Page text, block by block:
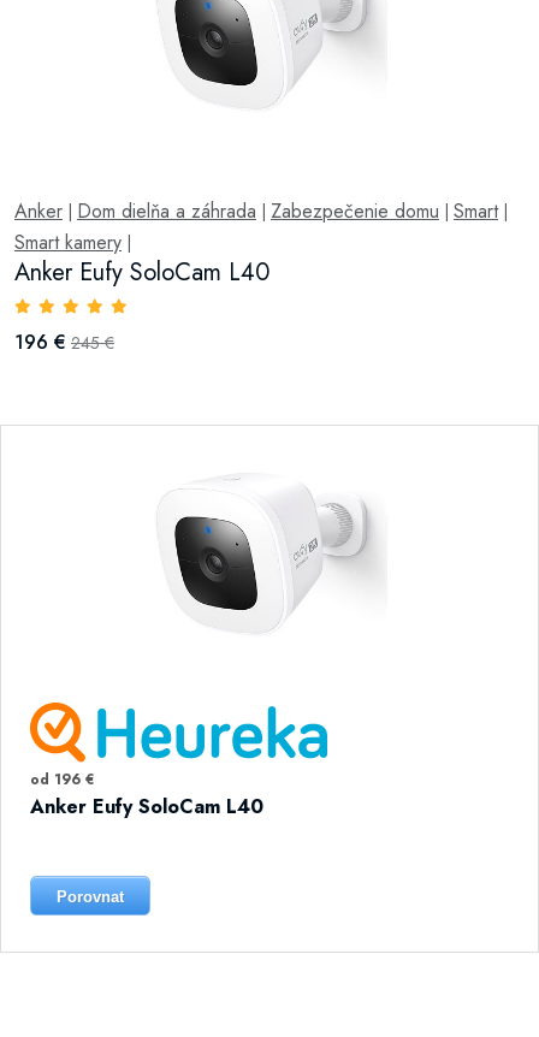
Anker Dom dielňa a záhrada Zabezpečenie domu Smart|
Smart kamery
Anker Eufy SoloCam L40
196 € 245 €
od 196 €
Anker Eufy SoloCam L40
Porovnat